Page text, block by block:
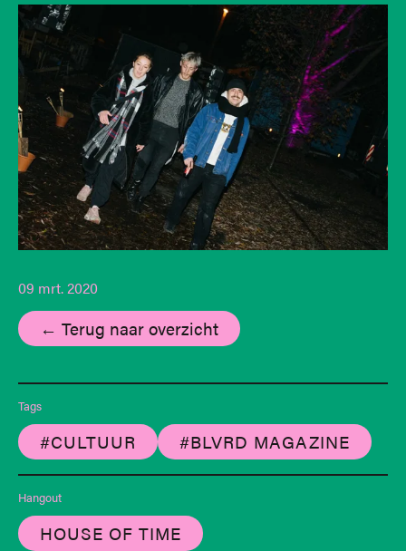
09 mrt. 2020
← Terug naar overzicht
Tags
#CULTUUR #BLVRD MAGAZINE
Hangout
HOUSE OF TIME